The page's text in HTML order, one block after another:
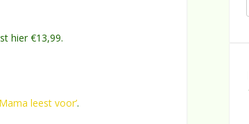
hier €13,99.
leest voor’.